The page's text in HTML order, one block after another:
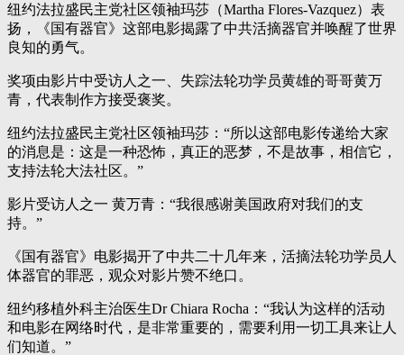
纽约法拉盛民主党社区领袖玛莎（Martha Flores-Vazquez）表
扬，《国有器官》这部电影揭露了中共活摘器官并唤醒了世界
良知的勇气。
奖项由影片中受访人之一、失踪法轮功学员黄雄的哥哥黄万
青，代表制作方接受褒奖。
纽约法拉盛民主党社区领袖玛莎：“所以这部电影传递给大家
的消息是：这是一种恐怖，真正的恶梦，不是故事，相信它，
支持法轮大法社区。”
影片受访人之一 黄万青：“我很感谢美国政府对我们的支
持。”
《国有器官》电影揭开了中共二十几年来，活摘法轮功学员人
体器官的罪恶，观众对影片赞不绝口。
纽约移植外科主治医生Dr Chiara Rocha：“我认为这样的活动
和电影在网络时代，是非常重要的，需要利用一切工具来让人
们知道。”